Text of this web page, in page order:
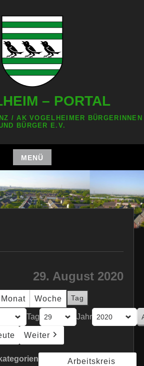
– PORTAL
/ AK VOGELHEIMER BÜRGERINNEN
BÜRGER E.V.
MENÜ
29. August 2020
Monat Woche Tag
Tag Jahr
Weiter
Arbeitskreis